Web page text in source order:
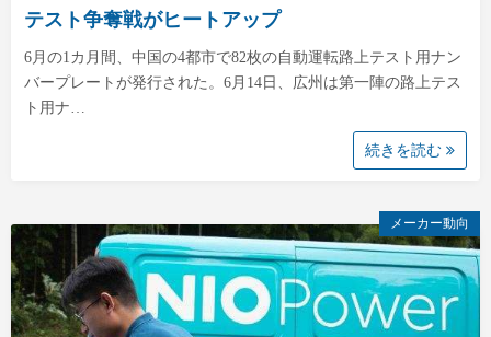
テスト争奪戦がヒートアップ
6月の1カ月間、中国の4都市で82枚の自動運転路上テスト用ナン
バープレートが発行された。6月14日、広州は第一陣の路上テス
ト用ナ…
続きを読む
メーカー動向